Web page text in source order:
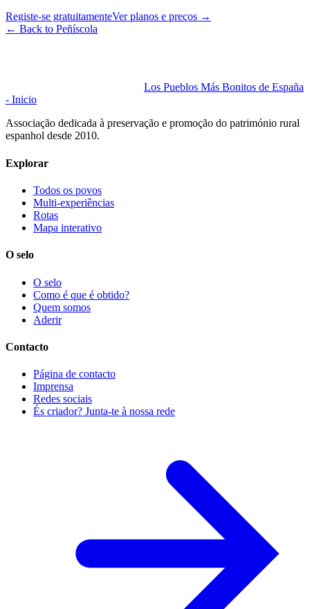
Registe-se gratuitamenteVer planos e preços →
← Back to Peñíscola
Los Pueblos Más Bonitos de España
- Inicio
Associação dedicada à preservação e promoção do património rural
espanhol desde 2010.
Explorar
Todos os povos
Multi-experiências
Rotas
Mapa interativo
O selo
O selo
Como é que é obtido?
Quem somos
Aderir
Contacto
Página de contacto
Imprensa
Redes sociais
És criador? Junta-te à nossa rede